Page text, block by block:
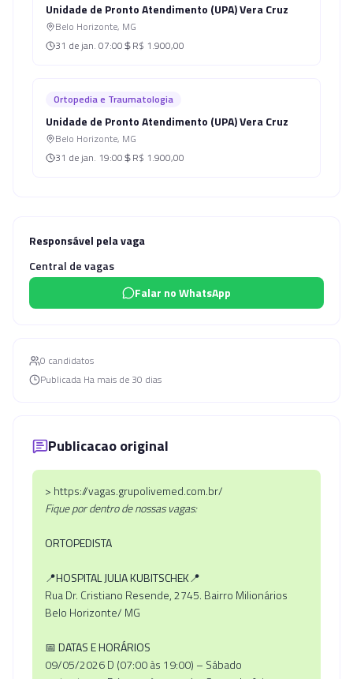
Unidade de Pronto Atendimento (UPA) Vera Cruz
Belo Horizonte, MG
31 de jan. 07:00 R$ 1.900,00
Ortopedia e Traumatologia
Unidade de Pronto Atendimento (UPA) Vera Cruz
Belo Horizonte, MG
31 de jan. 19:00 R$ 1.900,00
Responsável pela vaga
Central de vagas
Falar no WhatsApp
0 candidatos
Publicada Ha mais de 30 dias
Publicacao original
> https://vagas.grupolivemed.com.br/
Fique por dentro de nossas vagas:
ORTOPEDISTA
📍HOSPITAL JULIA KUBITSCHEK📍
Rua Dr. Cristiano Resende, 2745. Bairro Milionários
Belo Horizonte/ MG
📅DATAS E HORÁRIOS
09/05/2026 D (07:00 às 19:00) – Sábado